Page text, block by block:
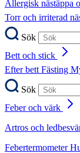
Allergisk nästäppa
Torr och irriterad
Sök
Bett och stick
Efter bettFästing
Sök
Feber och värk
Artros och
Febertermometer